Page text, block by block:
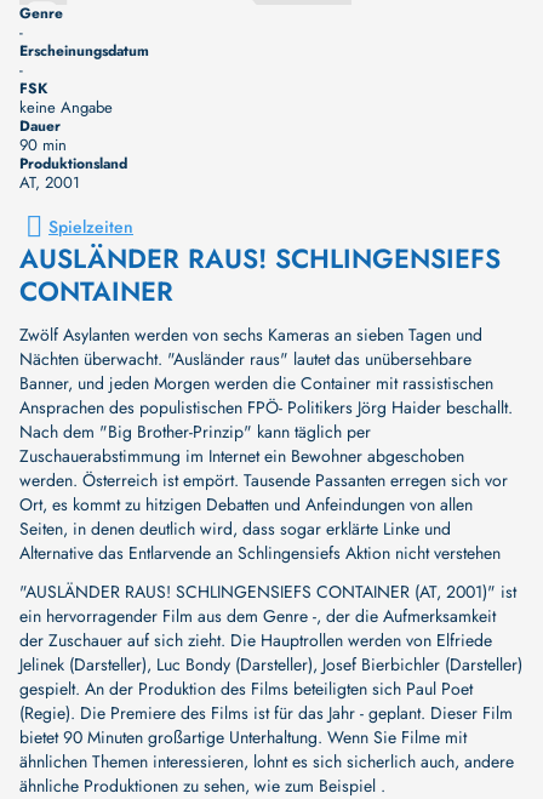
Genre
-
Erscheinungsdatum
-
FSK
keine Angabe
Dauer
90 min
Produktionsland
AT, 2001
Spielzeiten
AUSLÄNDER RAUS! SCHLINGENSIEFS
CONTAINER
Zwölf Asylanten werden von sechs Kameras an sieben Tagen und
Nächten überwacht. "Ausländer raus" lautet das unübersehbare
Banner, und jeden Morgen werden die Container mit rassistischen
Ansprachen des populistischen FPÖ- Politikers Jörg Haider beschallt.
Nach dem "Big Brother-Prinzip" kann täglich per
Zuschauerabstimmung im Internet ein Bewohner abgeschoben
werden. Österreich ist empört. Tausende Passanten erregen sich vor
Ort, es kommt zu hitzigen Debatten und Anfeindungen von allen
Seiten, in denen deutlich wird, dass sogar erklärte Linke und
Alternative das Entlarvende an Schlingensiefs Aktion nicht verstehen
"AUSLÄNDER RAUS! SCHLINGENSIEFS CONTAINER (AT, 2001)" ist
ein hervorragender Film aus dem Genre -, der die Aufmerksamkeit
der Zuschauer auf sich zieht. Die Hauptrollen werden von Elfriede
Jelinek (Darsteller), Luc Bondy (Darsteller), Josef Bierbichler (Darsteller)
gespielt. An der Produktion des Films beteiligten sich Paul Poet
(Regie). Die Premiere des Films ist für das Jahr - geplant. Dieser Film
bietet 90 Minuten großartige Unterhaltung. Wenn Sie Filme mit
ähnlichen Themen interessieren, lohnt es sich sicherlich auch, andere
ähnliche Produktionen zu sehen, wie zum Beispiel .